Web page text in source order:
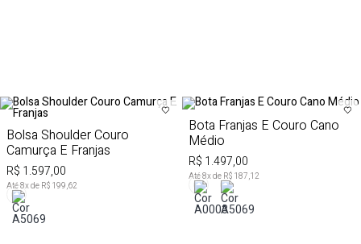
Bolsa Shoulder Couro
Camurça E Franjas
R$ 1.597,00
Até8x de R$ 199,62
Bota Franjas E Couro Cano
Médio
R$ 1.497,00
Até8x de R$ 187,12